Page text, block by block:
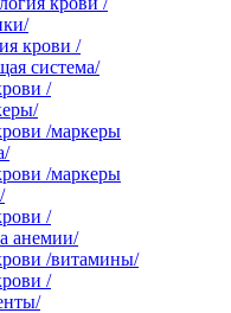
крови /
система/
/
/маркеры
/маркеры
/
анемии/
/витамины/
/